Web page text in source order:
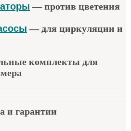
—против цветения
— для циркуляции и
комплекты для
и гарантии